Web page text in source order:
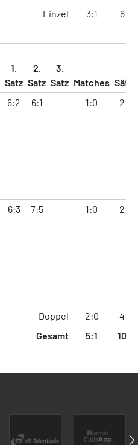
Einzel 3:1
6:2
1.
Satz
2.
Satz
3.
Satz Matches Sätze
6:2 6:1 1:0 2:0
6:3 7:5 1:0 2:0
Doppel 2:0
4:0
Gesamt
5:1 10:2